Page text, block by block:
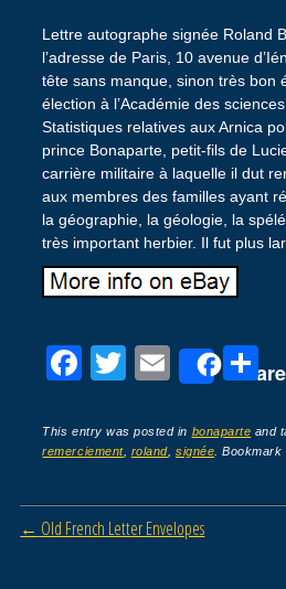
Lettre autographe signée Roland
l’adresse de Paris, 10 avenue
tête sans manque, sinon très bon
élection à l’Académie des
Statistiques relatives aux Arnica
prince Bonaparte, petit-fils de
carrière militaire à laquelle il dut
aux membres des familles ayant
la géographie, la géologie, la
très important herbier. Il fut plus
F
c
e
b
o
T
tt
er
E
ail
Share
P
g
This entry was posted in bonaparte and
remerciement, roland, signée .
Post navigation
← Old French Letter Envelopes